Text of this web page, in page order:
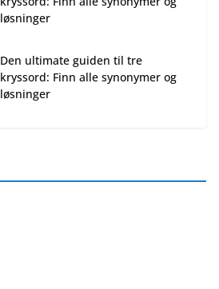
løsninger
Den ultimate guiden til tre
kryssord: Finn alle synonymer og
løsninger